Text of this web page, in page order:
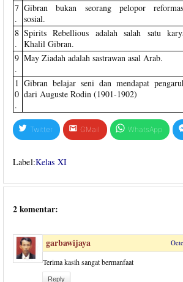
7
.
Gibran bukan seorang pelopor
sosial.
8
.
Spirits Rebellious adalah salah satu
Khalil Gibran.
9
.
May Ziadah adalah sastrawan asal Arab.
1
0
.
Gibran belajar seni dan mendapat
dari Auguste Rodin (1901-1902)
Twitter GMail WhatsApp
Label:Kelas XI
2 komentar:
garbawijaya
Terima kasih sangat bermanfaat
Reply